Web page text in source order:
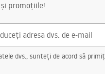
promoțiile!
dvs., sunteți de acord să